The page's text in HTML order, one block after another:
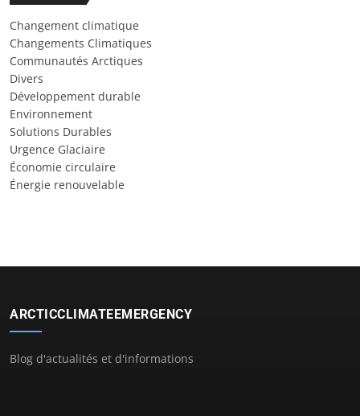
Changement climatique
Changements Climatiques
Communautés Arctiques
Divers
Développement durable
Environnement
Solutions Durables
Urgence Glaciaire
Économie circulaire
Énergie renouvelable
ARCTICCLIMATEEMERGENCY
Blog d'actualités et d'informations